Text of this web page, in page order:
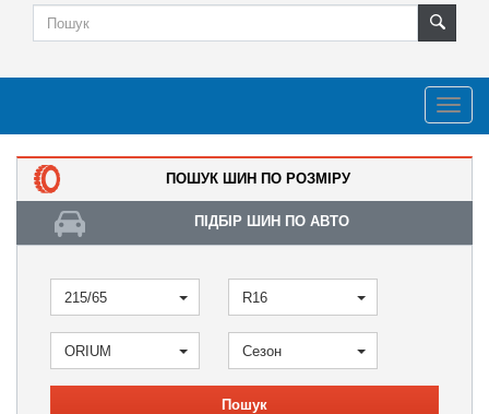
ПОШУК ШИН ПО РОЗМІРУ
ПІДБІР ШИН ПО АВТО
215/65 R16
ORIUM Сезон
Пошук